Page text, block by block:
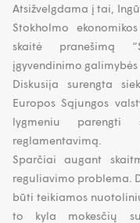
Atsižvelgdama į tai,
Stokholmo
skaitė pranešimą
įgyvendinimo galimybės
Diskusija surengta
Europos Sąjungos
lygmeniu parengti
reglamentavimą.
Sparčiai augant
reguliavimo problema.
būti teikiamos
to kyla mokesčių